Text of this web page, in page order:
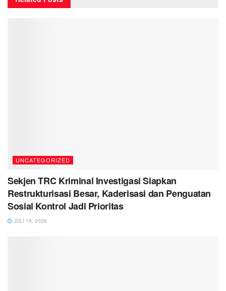
UNCATEGORIZED
Sekjen TRC Kriminal Investigasi Siapkan
Restrukturisasi Besar, Kaderisasi dan Penguatan
Sosial Kontrol Jadi Prioritas
JULI 19, 2026